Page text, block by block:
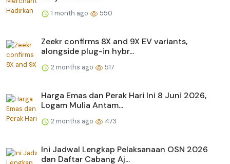
1 month ago 550
Zeekr confirms 8X and 9X EV variants,
alongside plug-in hybr...
2 months ago 517
Harga Emas dan Perak Hari Ini 8 Juni 2026,
Logam Mulia Antam...
2 months ago 473
Ini Jadwal Lengkap Pelaksanaan OSN 2026
dan Daftar Cabang Aj...